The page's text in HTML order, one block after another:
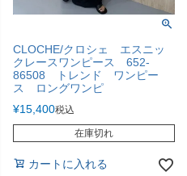
CLOCHE/クロシェ エスニッ
クレースワンピース 652-
86508 トレンド ワンピー
ス ロングワンピ
¥15,400税込
在庫切れ
カートに入れる